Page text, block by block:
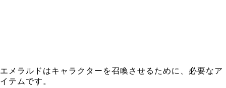
エメラルドはキャラクターを召喚させるために、必要なア
イテムです。